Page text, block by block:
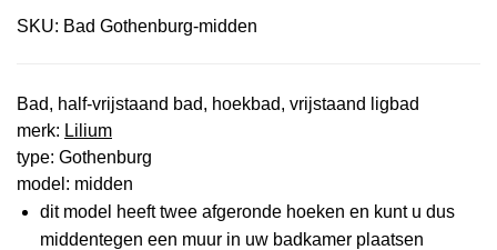
SKU: Bad Gothenburg-midden
Bad, half-vrijstaand bad, hoekbad, vrijstaand ligbad
merk: Lilium
type: Gothenburg
model: midden
dit model heeft twee afgeronde hoeken en kunt u dus
middentegen een muur in uw badkamer plaatsen